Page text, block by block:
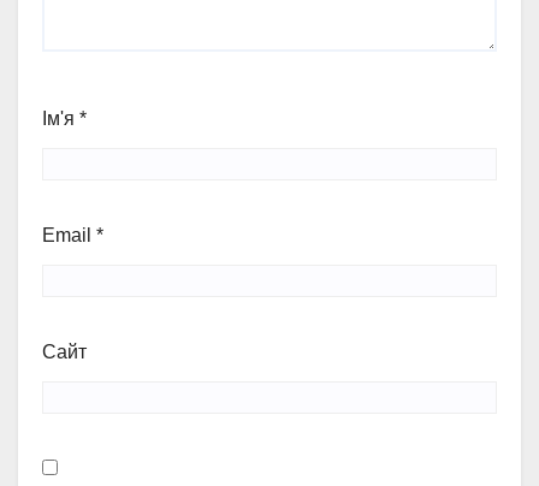
Ім'я *
Email *
Сайт